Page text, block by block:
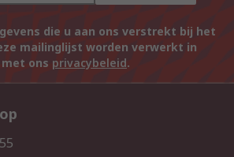
die u aan ons verstrekt bij het
mailinglijst worden verwerkt in
ons privacybeleid.